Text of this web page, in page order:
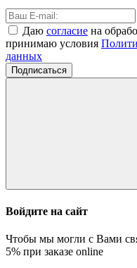
Даю согласие на
принимаю условия
данных
Подписаться
Войдите на сайт
Чтобы мы могли с Вами
5% при заказе online